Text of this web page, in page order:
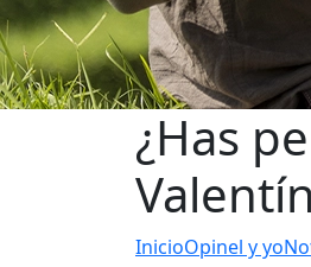
¿Has
InicioOpinel y yo